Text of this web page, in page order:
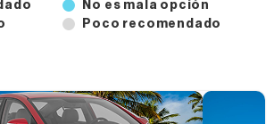
No es mala opción
Poco recomendado